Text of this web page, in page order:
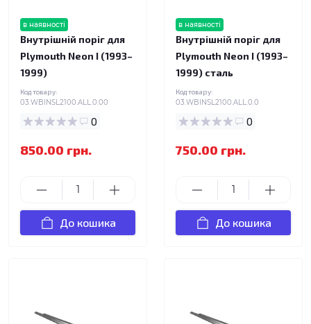
в наявності
Внутрішній поріг для
Plymouth Neon I (1993–
1999)
Код товару:
03.WBINSL2100.ALL.0.00
0
850.00 грн.
До кошика
в наявності
Внутрішній поріг для
Plymouth Neon I (1993–
1999) сталь
Код товару:
03.WBINSL2100.ALL.0.0
0
750.00 грн.
До кошика